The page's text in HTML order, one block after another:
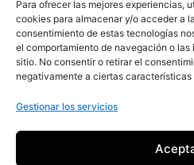
Para ofrecer las mejores experiencias,
cookies para almacenar y/o acceder a
consentimiento de estas tecnologías
el comportamiento de navegación o
sitio. No consentir o retirar el
negativamente a ciertas
Gestionar los servicios
(+34) 606 36 30